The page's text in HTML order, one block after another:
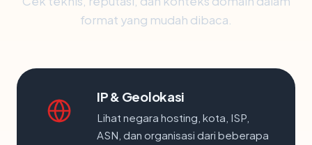
format yang mudah dibaca.
IP & Geolokasi
Lihat negara hosting, kota, ISP,
ASN, dan organisasi dari beberapa